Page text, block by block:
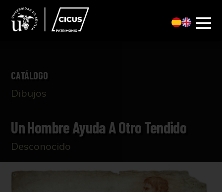
CATÁLOGO
Dibujos
Un Hombre Ayuda A Otro Tendido
Desconocido